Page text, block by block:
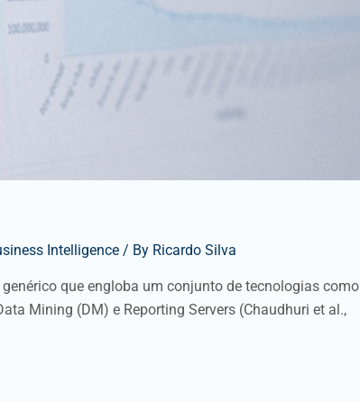
Intelligence / By Ricardo Silva
que engloba um conjunto de tecnologias como
Mining (DM) e Reporting Servers (Chaudhuri et al.,